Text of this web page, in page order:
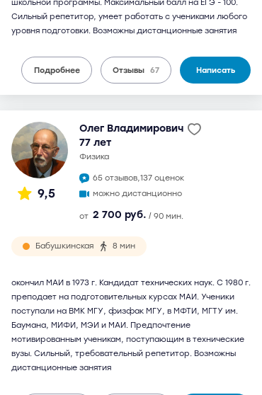
школьной программы. Максимальный балл на ЕГЭ - 100.
Сильный репетитор, умеет работать с учениками любого
уровня подготовки. Возможны дистанционные занятия
Подробнее Отзывы 67 Написать
9,5
Олег Владимирович
77 лет
физика
65 отзывов,137 оценок
можно дистанционно
от 2 700 руб. / 90 мин.
Бабушкинская 8 мин
окончил МАИ в 1973 г. Кандидат технических наук. С 1980 г.
преподает на подготовительных курсах МАИ. Ученики
поступали на ВМК МГУ, физфак МГУ, в МФТИ, МГТУ им.
Баумана, МИФИ, МЭИ и МАИ. Предпочтение
мотивированным ученикам, поступающим в технические
вузы. Сильный, требовательный репетитор. Возможны
дистанционные занятия